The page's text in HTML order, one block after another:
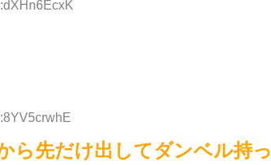
ら先だけ出してダンベル持っ